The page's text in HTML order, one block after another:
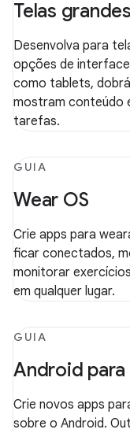
Telas grandes
Desenvolva para
opções de
como tablets,
mostram conteúdo
tarefas.
GUIA
Wear OS
Crie apps para
ficar conectados,
monitorar
em qualquer lugar.
GUIA
Android para
Crie novos apps
sobre o Android.